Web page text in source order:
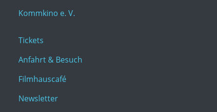
Kommkino e. V.
Tickets
Anfahrt & Besuch
Filmhauscafé
Newsletter